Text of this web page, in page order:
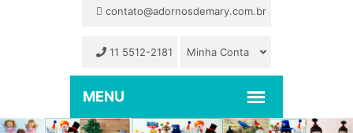
contato@adornosdemary.com.br
11 5512-2181 Minha Conta